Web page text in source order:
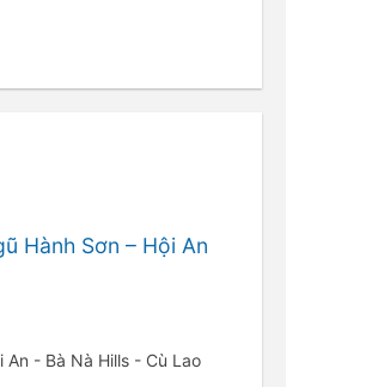
Hành Sơn – Hội An
An - Bà Nà Hills - Cù Lao